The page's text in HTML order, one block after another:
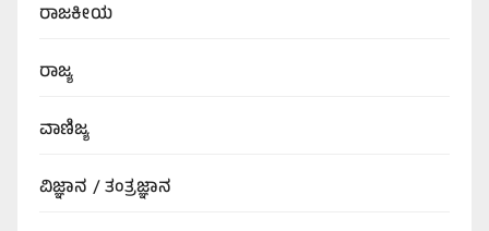
ರಾಜಕೀಯ
ರಾಜ್ಯ
ವಾಣಿಜ್ಯ
ವಿಜ್ಞಾನ / ತಂತ್ರಜ್ಞಾನ